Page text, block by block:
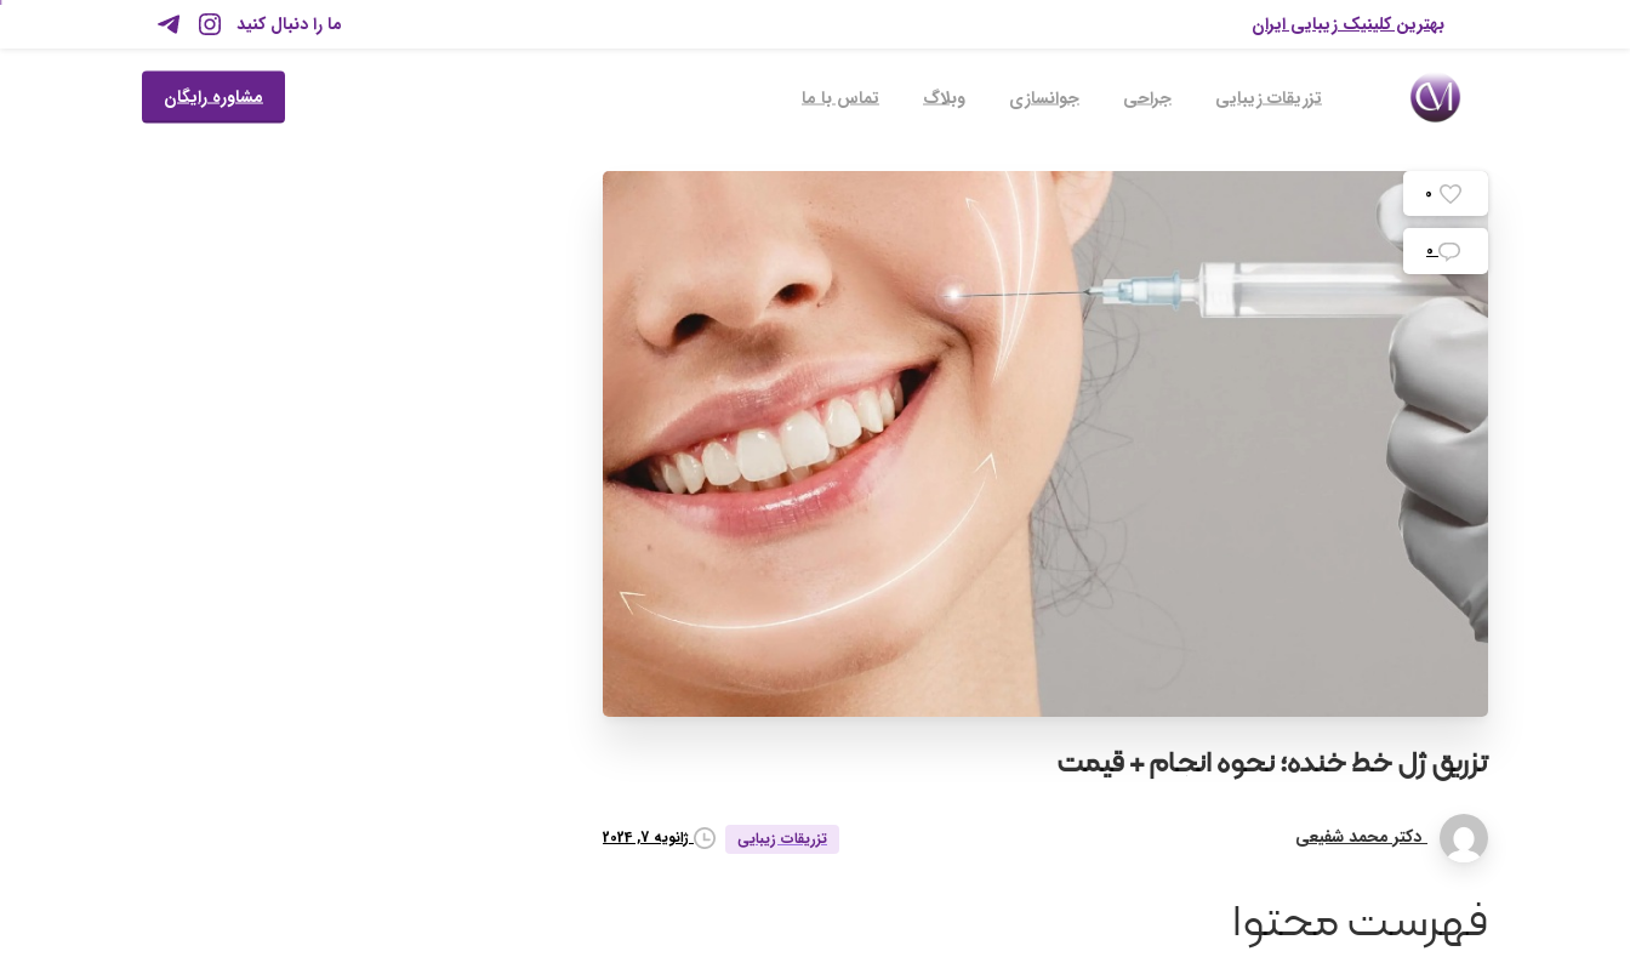
بهترین کلینیک زیبایی ایران ما را دنبال کنید
تزریقات زیبایی جراحی جوانسازی وبلاگ تماس با ما مشاوره رایگان
تزریقژلخطخنده؛نحوهانجام+قیمت
دکتر محمد شفیعی تزریقات زیبایی ژانویه 7, 2024
فهرست محتوا
0
0